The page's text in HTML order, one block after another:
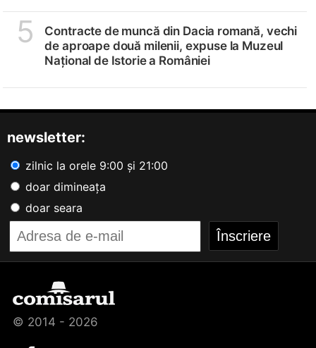
5
Contracte de muncă din Dacia romană, vechi
de aproape două milenii, expuse la Muzeul
Național de Istorie a României
newsletter:
zilnic la orele 9:00 și 21:00
doar dimineața
doar seara
© 2014 - 2026